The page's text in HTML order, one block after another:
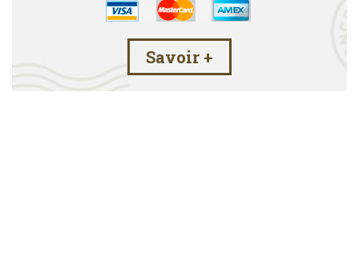
Savoir +